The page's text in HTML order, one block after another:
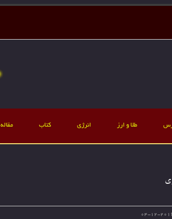
طلا و ارز انرژی کتاب مقاله
2016-12-